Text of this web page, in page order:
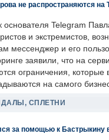
не распространяются на
основателя Telegram
и экстремистов,
мессенджер и его
заявили, что на
ограничения, которые
на самого
СПЛЕТНИ
за помощью к Бастрыкину